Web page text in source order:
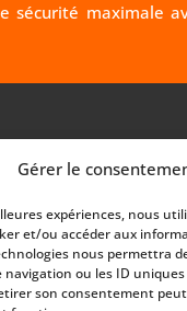
Gérer le
expériences, nous
et/ou accéder aux
nous permettra
ou les ID
son consentement
sécurité maximale